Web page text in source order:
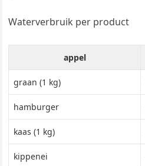
Waterverbruik per product
appel
graan (1 kg)
hamburger
kaas (1 kg)
kippenei